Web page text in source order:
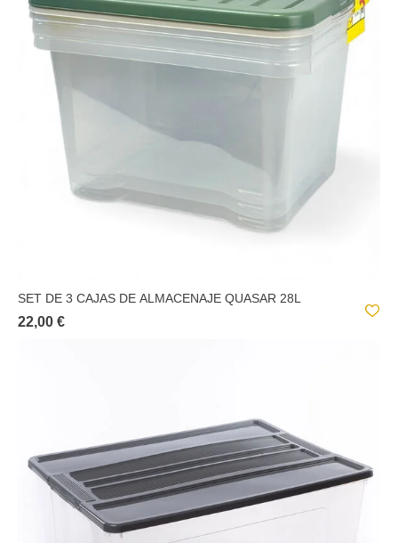
SET DE 3 CAJAS DE ALMACENAJE QUASAR 28L
22,00 €